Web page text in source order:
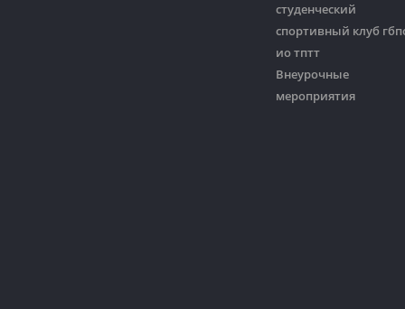
студенческий
спортивный клуб
ио тптт
Внеурочные
мероприятия